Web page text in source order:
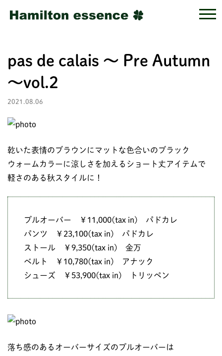
pas de calais ～ Pre Autumn
～vol.2
2021.08.06
乾いた表情のブラウンにマットな色合いのブラック
ウォームカラーに涼しさを加えるショート丈アイテムで
軽さのある秋スタイルに！
プルオーバー ￥11,000(tax in) パドカレ
パンツ ￥23,100(tax in) パドカレ
ストール ￥9,350(tax in) 金万
ベルト ￥10,780(tax in) アナック
シューズ ￥53,900(tax in) トリッペン
落ち感のあるオーバーサイズのプルオーバーは